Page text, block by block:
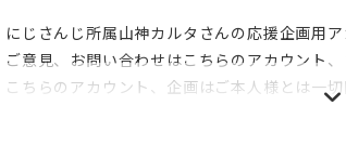
にじさんじ所属山神カルタさんの応援企画
ご意見、お問い合わせはこちらのアカウント
こちらのアカウント、企画はご本人様とは一